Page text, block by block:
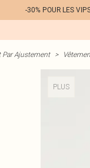
-30% POUR LES
Par Ajustement >
PLUS